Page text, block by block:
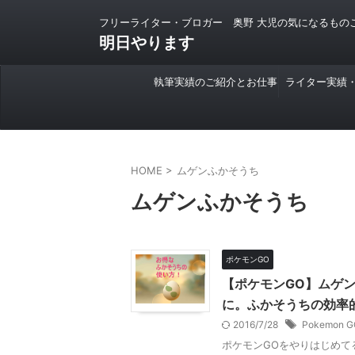
フリーライター・ブロガー 奥野 大児の気になるもの
明日やります
執筆実績のご紹介とお仕事 ライター実績
HOME > ムゲンふかそうち
ムゲンふかそうち
ポケモンGO
【ポケモンGO】ム
に。ふかそうちの効率
2016/7/28 Pokemon
ポケモンGOをやりはじめ